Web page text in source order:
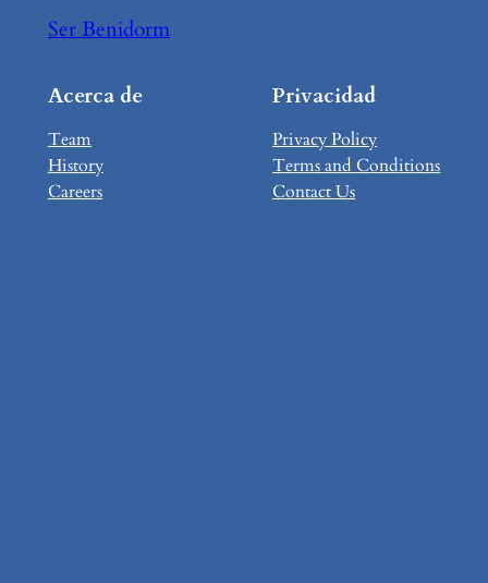
Ser Benidorm
Acerca de
Team
History
Careers
Privacidad
Privacy Policy
Terms and Conditions
Contact Us